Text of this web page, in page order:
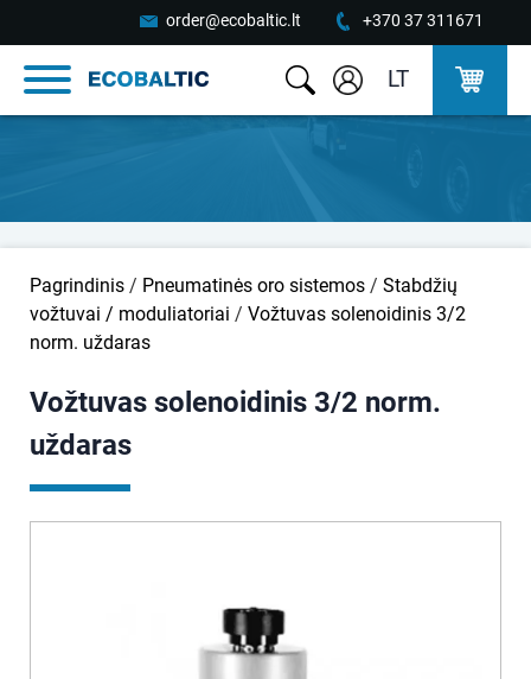
order@ecobaltic.lt +370 37 311671
LT
Pagrindinis / Pneumatinės oro sistemos / Stabdžių
vožtuvai / moduliatoriai / Vožtuvas solenoidinis 3/2
norm. uždaras
Vožtuvas solenoidinis 3/2 norm.
uždaras